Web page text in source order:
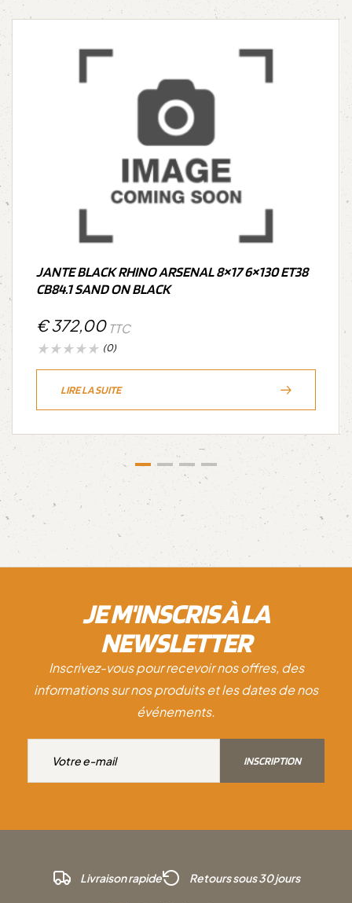
JANTE BLACK RHINO ARSENAL 8×17 6×130 ET38
CB84.1 SAND ON BLACK
€372,00TTC
(0)
LIRE LA SUITE
JE M'INSCRIS À LA
NEWSLETTER
Inscrivez-vous pour recevoir nos offres, des
informations sur nos produits et les dates de nos
événements.
INSCRIPTION
Livraison rapide Retours sous 30 jours